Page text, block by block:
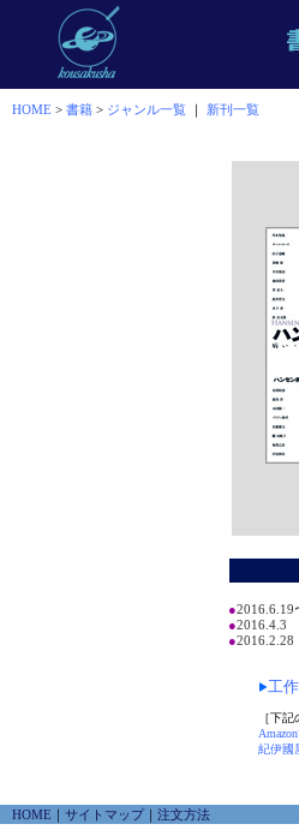
HOME > 書籍 > ジャンル一覧 ｜ 新刊一覧
●
●2016.4.3
●
工
［下
紀伊國
HOME ｜ サイトマップ｜ 注文方法